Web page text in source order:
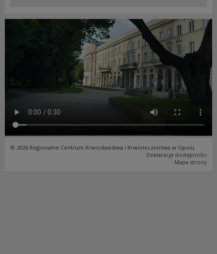
© 2026 Regionalne Centrum Krwiodawstwa i Krwiolecznictwa w Opolu
Deklaracja dostępności
Mapa strony